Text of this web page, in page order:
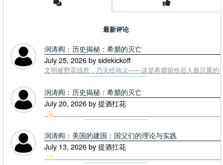
最新评论
润涛阎：历史揭秘：希腊的灭亡
July 25, 2026 by sidekickoff
文明被野蛮战胜，乃天经地义——这是希腊留给后人最沉重的
润涛阎：历史揭秘：希腊的灭亡
July 20, 2026 by 提酒扛花
润涛阎：美国的建国：国父们的理论与实践
July 13, 2026 by 提酒扛花